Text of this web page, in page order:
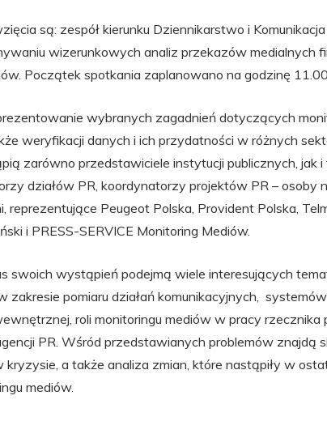
są: zespół kierunku Dziennikarstwo i
wizerunkowych analiz przekazów medialnych
Początek spotkania zaplanowano na godzinę
wybranych zagadnień dotyczących
weryfikacji danych i ich przydatności w różnych
zarówno przedstawiciele instytucji publicznych, jak i
działów PR, koordynatorzy projektów PR – osoby
reprezentujące Peugeot Polska, Provident Polska,
i PRESS-SERVICE Monitoring Mediów.
swoich wystąpień podejmą wiele interesujących
zakresie pomiaru działań komunikacyjnych,
roli monitoringu mediów w pracy rzecznika
PR. Wśród przedstawianych problemów znajdą
kryzysie, a także analiza zmian, które nastąpiły w
mediów.